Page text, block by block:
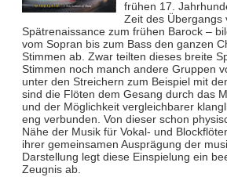
frühen 17.
Zeit des Übergangs
Spätrenaissance zum frühen Barock –
vom Sopran bis zum Bass den ganzen
Stimmen ab. Zwar teil­ten dieses breite
Stimmen noch manch andere Gruppen
unter den Streichern zum Bei­spiel mit
sind die Flöten dem Gesang durch das
und der Möglichkeit vergleich­barer
eng verbunden. Von dieser schon
Nähe der Musik für Vokal- und
ihrer gemeinsamen Ausprägung der
Darstellung legt diese Einspielung ein
Zeugnis ab.